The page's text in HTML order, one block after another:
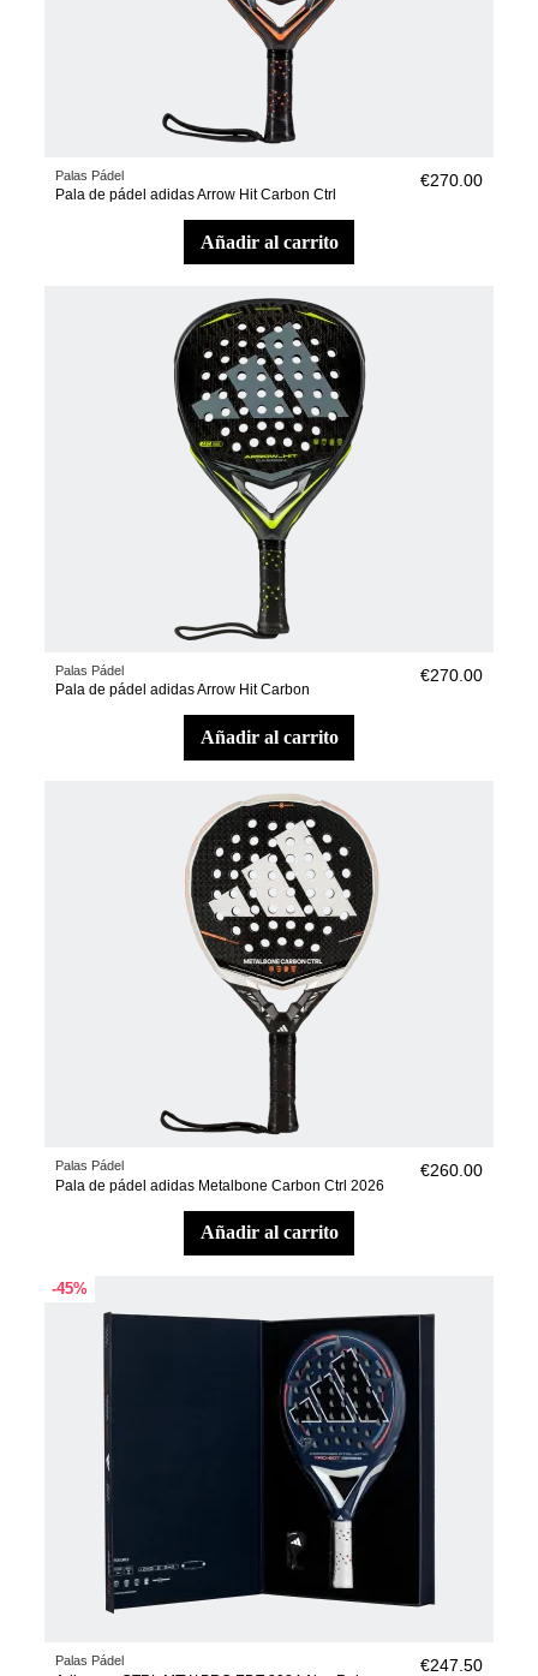
Palas Pádel
Pala de pádel adidas Arrow Hit Carbon Ctrl
€270.00
añadir al carrito
Palas Pádel
Pala de pádel adidas Arrow Hit Carbon
€270.00
añadir al carrito
Palas Pádel
Pala de pádel adidas Metalbone Carbon Ctrl 2026
€260.00
añadir al carrito
-45%
Palas Pádel €247.50